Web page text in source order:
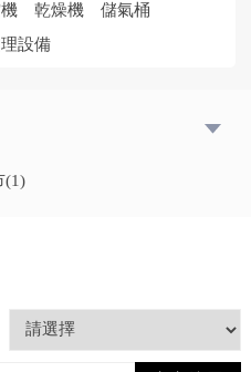
乾燥機
儲氣桶
設備
(1)